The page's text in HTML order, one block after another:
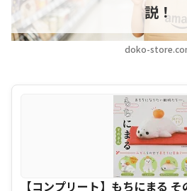
doko-
説！
【コンプリート】もちにまる